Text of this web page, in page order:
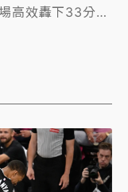
高效轟下33分、
馬刺以103比82
刺淨勝雷霆多達